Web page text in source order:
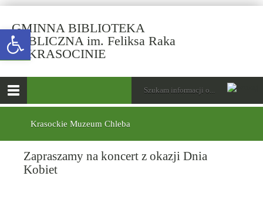
Open toolbar
GMINNA BIBLIOTEKA
PUBLICZNA im. Feliksa Raka
W KRASOCINIE-
na
z
okazji
Dnia
Kobiet
górne
Otwórz
menu
wpisz
szukaną
Krasockie Muzeum Chleba
Zapraszamy na koncert z okazji Dnia
Kobiet